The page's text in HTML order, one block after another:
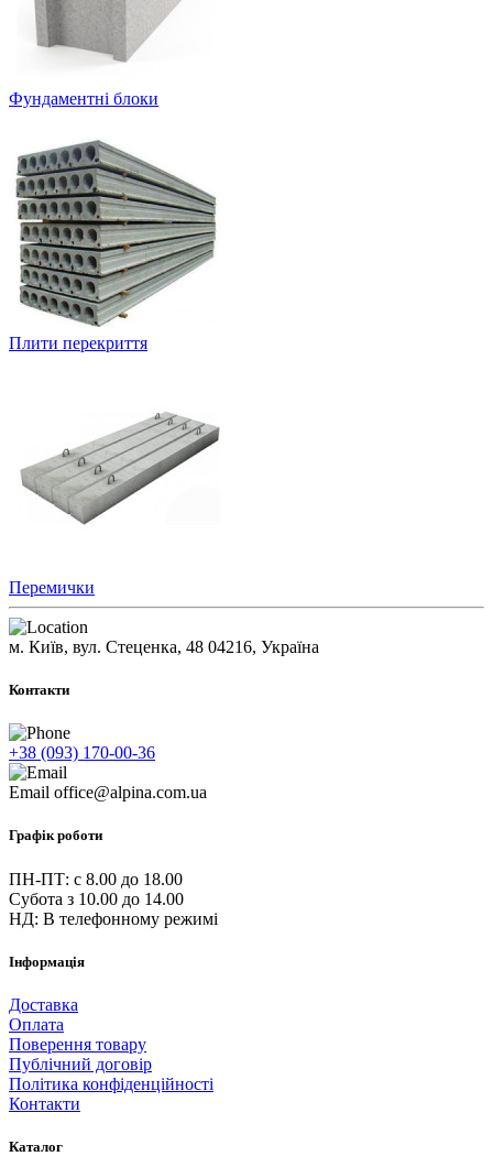
Фундаментні блоки
Плити перекриття
Перемички
м. Київ, вул. Стеценка, 48 04216, Україна
Контакти
+38 (093) 170-00-36
Email office@alpina.com.ua
Графік роботи
ПН-ПТ: c 8.00 до 18.00
Субота з 10.00 до 14.00
НД: В телефонному режимі
Інформація
Доставка
Оплата
Поверення товару
Публічний договір
Політика конфіденційності
Контакти
Каталог